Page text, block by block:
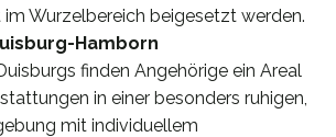
im Wurzelbereich beigesetzt werden.
Hamborn
finden Angehörige ein Areal
in einer besonders ruhigen,
mit individuellem